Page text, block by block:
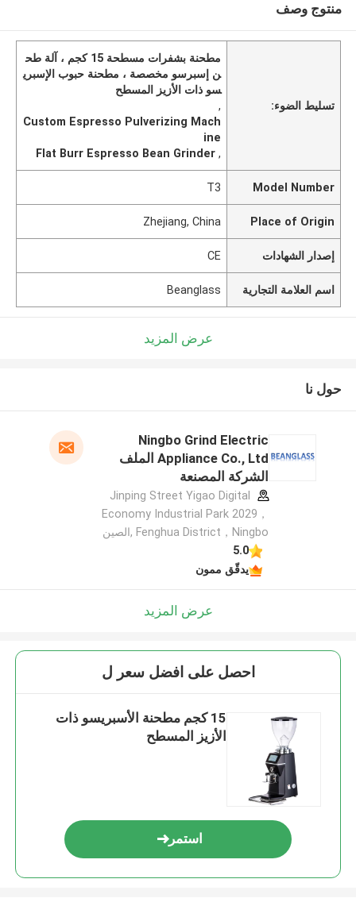
منتوج وصف
تسليط الضوء:
مطحنة بشفرات مسطحة 15 كجم ، آلة طح
ن إسبرسو مخصصة ، مطحنة حبوب الإسبري
سو ذات الأزيز المسطح
,
Custom Espresso Pulverizing Mach
ine
,
Flat Burr Espresso Bean Grinder
Model Number
T3
Place of Origin
Zhejiang, China
إصدار الشهادات CE
اسم العلامة التجارية Beanglass
عرض المزيد
حول نا
Ningbo Grind Electric
Appliance Co., Ltd الملف
الشركة المصنعة
Jinping Street Yigao Digital
Economy Industrial Park 2029，
Fenghua District，Ningbo ,الصين
5.0
يدقّق ممون
عرض المزيد
احصل على افضل سعر ل
15 كجم مطحنة الأسبريسو ذات
الأزيز المسطح
استمر